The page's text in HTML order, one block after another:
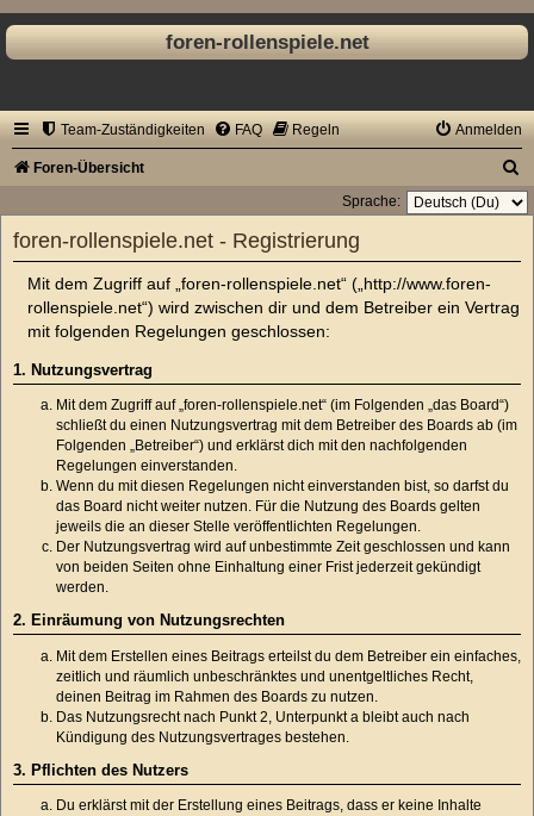
foren-rollenspiele.net
Team-Zuständigkeiten FAQ Regeln Anmelden
Foren-Übersicht
u
Sprache:
foren-rollenspiele.net - Registrierung
Mit dem Zugriff auf „foren-rollenspiele.net“ („http://www.foren-
rollenspiele.net“) wird zwischen dir und dem Betreiber ein Vertrag
mit folgenden Regelungen geschlossen:
1. Nutzungsvertrag
Mit dem Zugriff auf „foren-rollenspiele.net“ (im Folgenden „das Board“)
schließt du einen Nutzungsvertrag mit dem Betreiber des Boards ab (im
Folgenden „Betreiber“) und erklärst dich mit den nachfolgenden
Regelungen einverstanden.
Wenn du mit diesen Regelungen nicht einverstanden bist, so darfst du
das Board nicht weiter nutzen. Für die Nutzung des Boards gelten
jeweils die an dieser Stelle veröffentlichten Regelungen.
Der Nutzungsvertrag wird auf unbestimmte Zeit geschlossen und kann
von beiden Seiten ohne Einhaltung einer Frist jederzeit gekündigt
werden.
2. Einräumung von Nutzungsrechten
Mit dem Erstellen eines Beitrags erteilst du dem Betreiber ein einfaches,
zeitlich und räumlich unbeschränktes und unentgeltliches Recht,
deinen Beitrag im Rahmen des Boards zu nutzen.
Das Nutzungsrecht nach Punkt 2, Unterpunkt a bleibt auch nach
Kündigung des Nutzungsvertrages bestehen.
3. Pflichten des Nutzers
Du erklärst mit der Erstellung eines Beitrags, dass er keine Inhalte